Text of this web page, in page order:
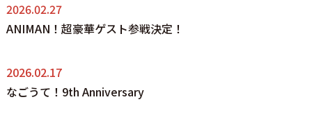
2026.02.27
ANIMAN！超豪華ゲスト参戦決定！
2026.02.17
なごうて！9th Anniversary